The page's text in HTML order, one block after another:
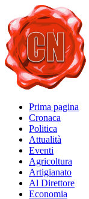
Prima pagina
Cronaca
Politica
Attualità
Eventi
Agricoltura
Artigianato
Al Direttore
Economia